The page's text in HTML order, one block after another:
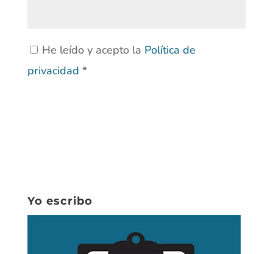
He leído y acepto la Política de
privacidad *
Yo escribo